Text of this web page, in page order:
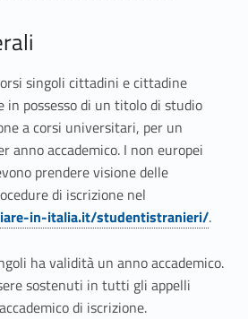
singoli cittadini e cittadine
possesso di un titolo di studio
a corsi universitari, per un
anno accademico. I non europei
prendere visione delle
di iscrizione nel
in-italia.it/studentistranieri/.
ha validità un anno accademico.
sostenuti in tutti gli appelli
di iscrizione.